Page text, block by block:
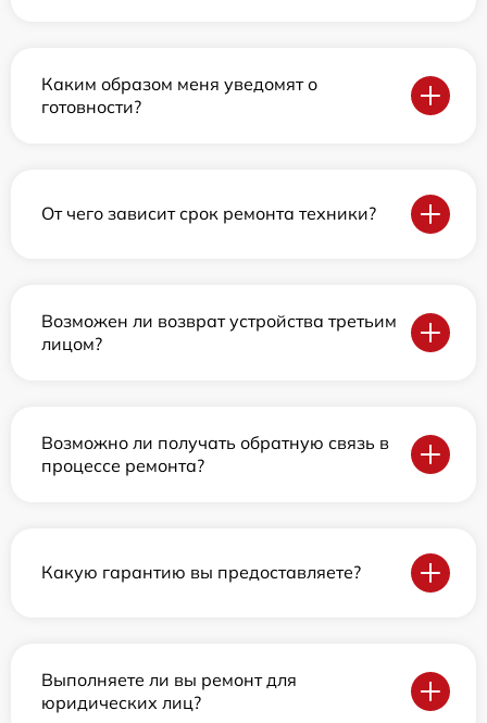
Каким образом меня уведомят о
готовности?
От чего зависит срок ремонта техники?
Возможен ли возврат устройства третьим
лицом?
Возможно ли получать обратную связь в
процессе ремонта?
Какую гарантию вы предоставляете?
Выполняете ли вы ремонт для
юридических лиц?